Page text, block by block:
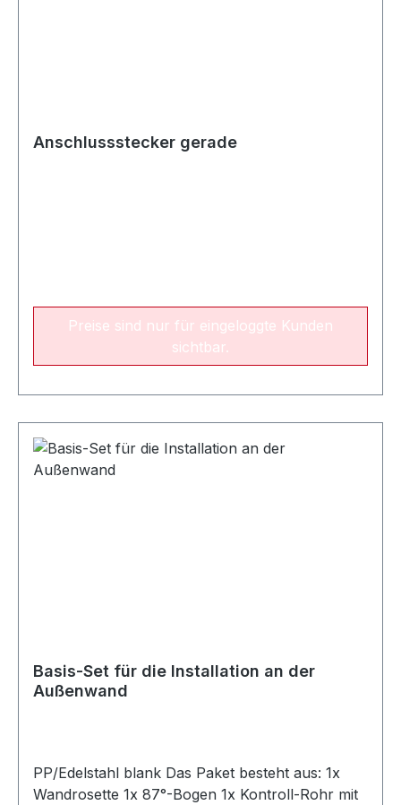
Anschlussstecker gerade
Preise sind nur für eingeloggte Kunden
sichtbar.
Basis-Set für die Installation an der
Außenwand
PP/Edelstahl blank Das Paket besteht aus: 1x
Wandrosette 1x 87°-Bogen 1x Kontroll-Rohr mit